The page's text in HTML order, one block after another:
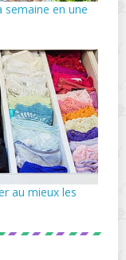
en une
au mieux les